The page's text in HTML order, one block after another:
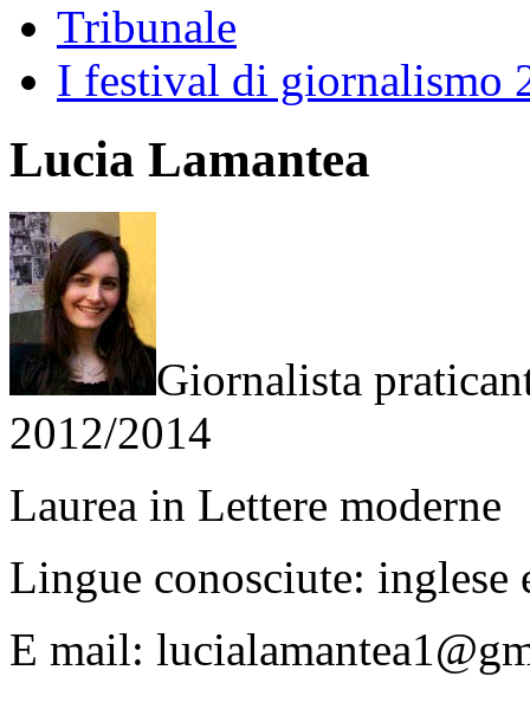
Tribunale
I festival di giornalismo
Lucia Lamantea
Giornalista
2012/2014
Laurea in Lettere moderne
Lingue conosciute: inglese
E mail: